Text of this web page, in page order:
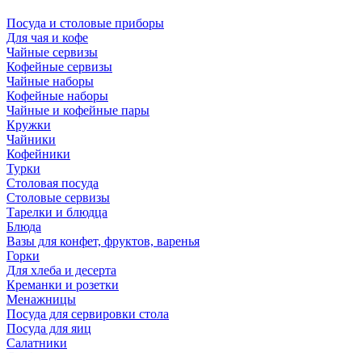
Посуда и столовые приборы
Для чая и кофе
Чайные сервизы
Кофейные сервизы
Чайные наборы
Кофейные наборы
Чайные и кофейные пары
Кружки
Чайники
Кофейники
Турки
Столовая посуда
Столовые сервизы
Тарелки и блюдца
Блюда
Вазы для конфет, фруктов, варенья
Горки
Для хлеба и десерта
Креманки и розетки
Менажницы
Посуда для сервировки стола
Посуда для яиц
Салатники